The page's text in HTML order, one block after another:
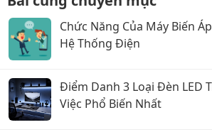
Chức Năng Của Máy Biến
Hệ Thống Điện
Điểm Danh 3 Loại Đèn LED
Việc Phổ Biến Nhất